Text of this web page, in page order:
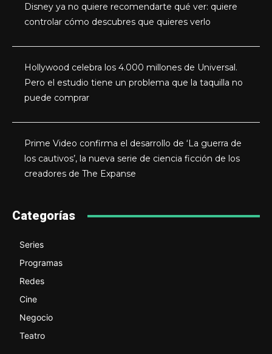
Disney ya no quiere recomendarte qué ver: quiere
controlar cómo descubres que quieres verlo
Hollywood celebra los 4.000 millones de Universal.
Pero el estudio tiene un problema que la taquilla no
puede comprar
Prime Video confirma el desarrollo de ‘La guerra de
los cautivos’, la nueva serie de ciencia ficción de los
creadores de The Expanse
Categorías
Series
Programas
Redes
Cine
Negocio
Teatro